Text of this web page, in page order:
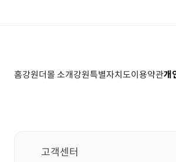
홈강원더몰 소개강원특별자치도이용약관개
고객센터